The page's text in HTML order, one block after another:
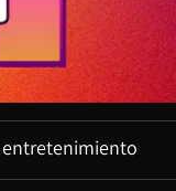
entretenimiento